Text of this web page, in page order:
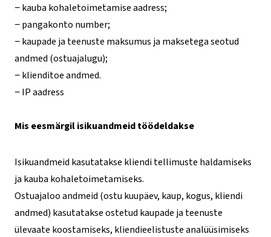
− kauba kohaletoimetamise aadress;
− pangakonto number;
− kaupade ja teenuste maksumus ja maksetega seotud
andmed (ostuajalugu);
− klienditoe andmed.
− IP aadress
Mis eesmärgil isikuandmeid töödeldakse
Isikuandmeid kasutatakse kliendi tellimuste haldamiseks
ja kauba kohaletoimetamiseks.
Ostuajaloo andmeid (ostu kuupäev, kaup, kogus, kliendi
andmed) kasutatakse ostetud kaupade ja teenuste
ülevaate koostamiseks, kliendieelistuste analüüsimiseks